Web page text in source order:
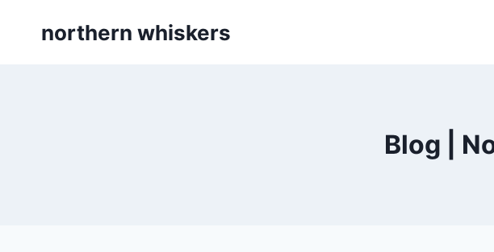
northern whiskers
Blog |